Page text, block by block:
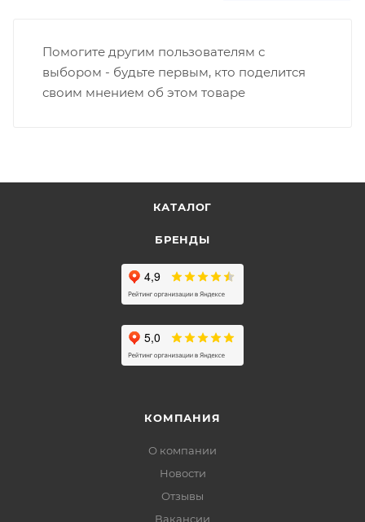
Помогите другим пользователям с
выбором - будьте первым, кто поделится
своим мнением об этом товаре
КАТАЛОГ
БРЕНДЫ
КОМПАНИЯ
О компании
Новости
Отзывы
Вакансии